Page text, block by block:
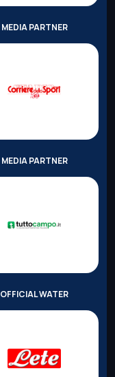
MEDIA PARTNER
MEDIA PARTNER
OFFICIAL WATER